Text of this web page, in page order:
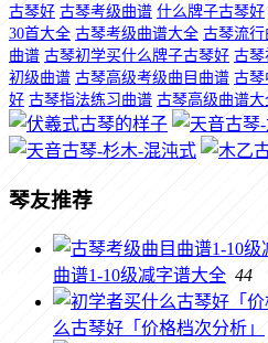
古琴好 古琴考级曲谱 什么牌子古琴好
30首大全 古琴考级曲谱大全 古琴流行
曲谱 古琴初学买什么牌子古琴好 古琴
初级曲谱 古琴高级考级曲目曲谱 古琴
好 古琴指法练习曲谱 古琴高级曲谱大
琴友推荐
曲谱1-10级减字谱大全 44
么古琴好「价格档次分析」